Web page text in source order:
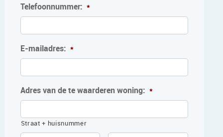
Telefoonnummer: *
E-mailadres: *
Adres van de te waarderen woning: *
Straat + huisnummer